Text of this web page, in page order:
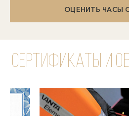
ОЦЕНИТЬ ЧАСЫ
Сертификаты и